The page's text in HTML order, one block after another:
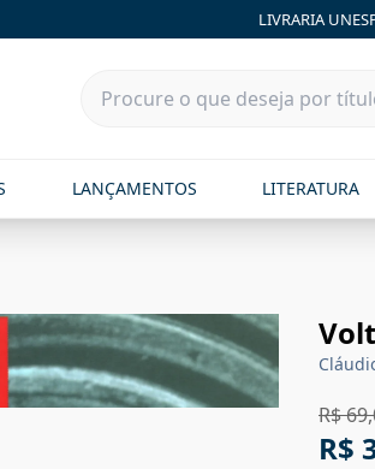
LIVRARIA
LANÇAMENTOS LITERATURA
R$
R$